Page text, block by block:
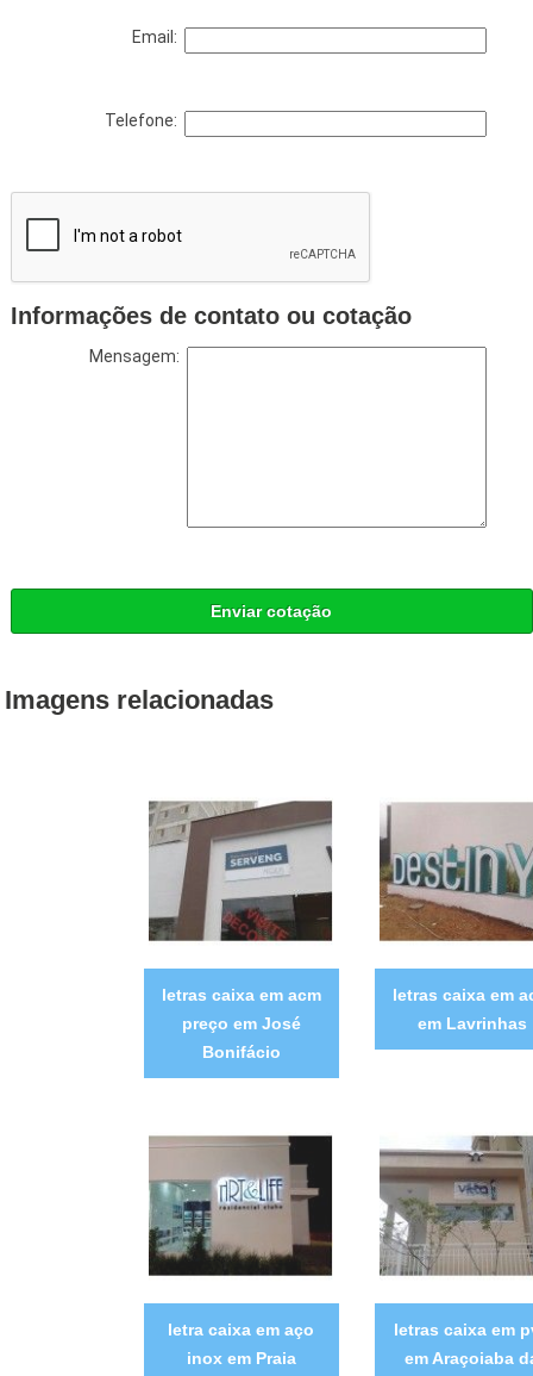
Email:
Telefone:
Informações de contato ou cotação
Mensagem:
Enviar cotação
Imagens relacionadas
letras caixa em acm
preço em José
Bonifácio
letras caixa em
em Lavrinhas
letra caixa em aço
inox em Praia
letras caixa em
em Araçoiaba